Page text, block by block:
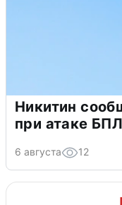
Никитин
при атаке
6 августа 12